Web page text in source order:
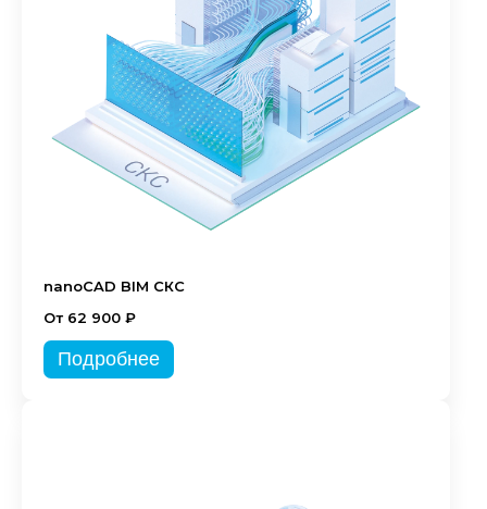
nanoCAD BIM СКС
От 62 900 ₽
Подробнее